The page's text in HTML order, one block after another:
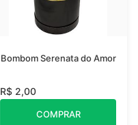
Bombom Serenata do Amor
R$ 2,00
COMPRAR